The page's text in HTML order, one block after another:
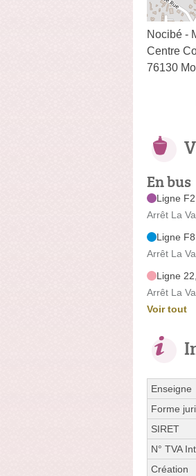
Nocibé -
Centre
76130
En bus
Ligne
Arrêt La
Ligne
Arrêt La
Ligne
Arrêt La
Voir tout
Enseigne
Forme
SIRET
N° TVA
Création